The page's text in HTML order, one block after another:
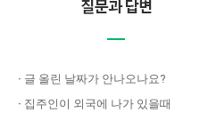
· 글 올린 날짜가 안나오나요?
· 집주인이 외국에 나가 있을때